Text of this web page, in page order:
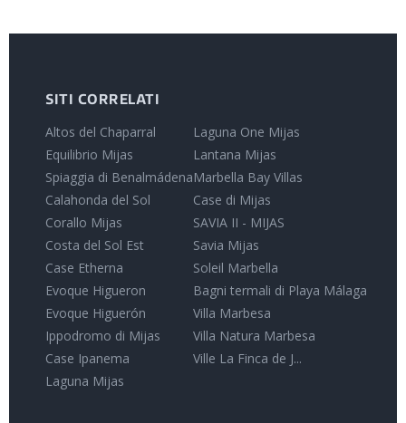
SITI CORRELATI
Altos del Chaparral
Equilibrio Mijas
Spiaggia di Benalmádena
Calahonda del Sol
Corallo Mijas
Costa del Sol Est
Case Etherna
Evoque Higueron
Evoque Higuerón
Ippodromo di Mijas
Case Ipanema
Laguna Mijas
Laguna One Mijas
Lantana Mijas
Marbella Bay Villas
Case di Mijas
SAVIA II - MIJAS
Savia Mijas
Soleil Marbella
Bagni termali di Playa Málaga
Villa Marbesa
Villa Natura Marbesa
Ville La Finca de J...